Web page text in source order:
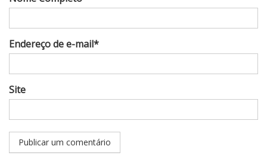
Endereço de e-mail*
Site